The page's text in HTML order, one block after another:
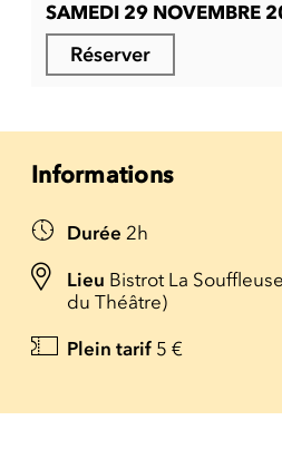
SAMEDI 29 NOVEMBRE
Réserver
Informations
Durée 2h
Lieu Bistrot La
du Théâtre)
Plein tarif 5 €